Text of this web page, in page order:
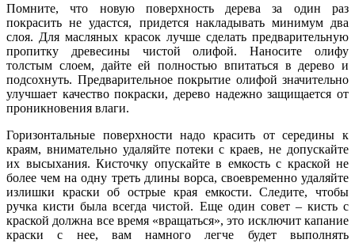
Помните, что новую поверхность дерева за один раз
покрасить не удастся, придется накладывать минимум два
слоя. Для масляных красок лучше сделать предварительную
пропитку древесины чистой олифой. Наносите олифу
толстым слоем, дайте ей полностью впитаться в дерево и
подсохнуть. Предварительное покрытие олифой значительно
улучшает качество покраски, дерево надежно защищается от
проникновения влаги.
Горизонтальные поверхности надо красить от середины к
краям, внимательно удаляйте потеки с краев, не допускайте
их высыхания. Кисточку опускайте в емкость с краской не
более чем на одну треть длины ворса, своевременно удаляйте
излишки краски об острые края емкости. Следите, чтобы
ручка кисти была всегда чистой. Еще один совет – кисть с
краской должна все время «вращаться», это исключит капание
краски с нее, вам намного легче будет выполнять